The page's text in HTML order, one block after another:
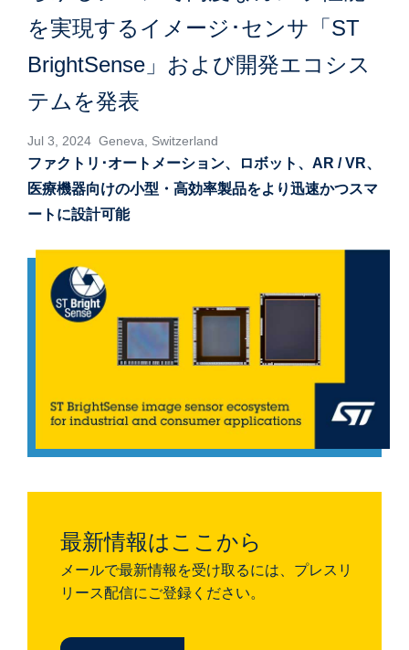
を実現するイメージ･センサ「ST
BrightSense」および開発エコシス
テムを発表
Jul 3, 2024 Geneva, Switzerland
ファクトリ･オートメーション、ロボット、AR / VR、
医療機器向けの小型・高効率製品をより迅速かつスマ
ートに設計可能
最新情報はここから
メールで最新情報を受け取るには、プレスリ
リース配信にご登録ください。